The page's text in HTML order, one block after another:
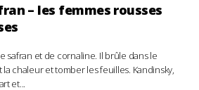
– les femmes rousses
safran et de cornaline. Il brûle dans le
la chaleur et tomber les feuilles. Kandinsky,
et...